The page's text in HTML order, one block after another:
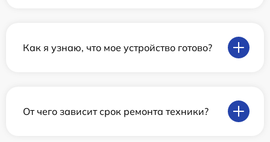
Как я узнаю, что мое устройство готово?
От чего зависит срок ремонта техники?